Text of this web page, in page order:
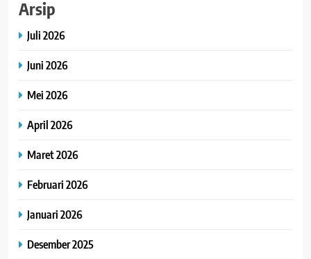
Arsip
Juli 2026
Juni 2026
Mei 2026
April 2026
Maret 2026
Februari 2026
Januari 2026
Desember 2025